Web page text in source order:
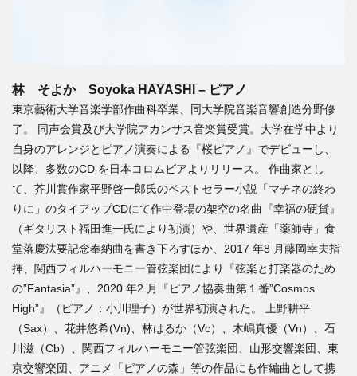
林 そよか Soyoka HAYASHI – ピアノ
東京藝術大学音楽学部作曲科卒業、同大学院音楽音響創造分野修
了。 同声会賞及び大学院アカンサス音楽賞受賞。大学在学中より
自身のアレンジとピアノ演奏による『桜ピアノ』でデビューし、
以降、多数のCD を日本コロムビアよりリリース。 作曲家とし
て、芥川賞作家平野啓一郎氏のベストセラー小説「マチネの終わ
りに」のタイアップCDにて作中登場の架空の名曲『幸福の硬貨』
（ギタリスト福田進一氏により初演）や、世界遺産「薬師寺」食
堂落慶法要記念奉納曲を書き下ろすほか、2017 年8 月藤岡幸夫指
揮、関西フィルハーモニー管弦楽団により『弦楽と打楽器のため
の”Fantasia”』、2020 年2 月『ピアノ協奏曲第１番”Cosmos
High”』（ピアノ：小川理子）が世界初演された。 上野耕平
（Sax）、花井悠希(Vn)、林はるか（Vc）、木嶋真優（Vn）、石
川滋（Cb）、関西フィルハーモニー管弦楽団、山形交響楽団、東
京交響楽団、アニメ「ピアノの森」等の作品にも作編曲として携